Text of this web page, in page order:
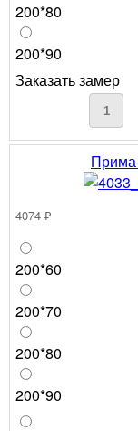
200*80
200*90
Заказать замер
4074 ₽
200*60
200*70
200*80
200*90